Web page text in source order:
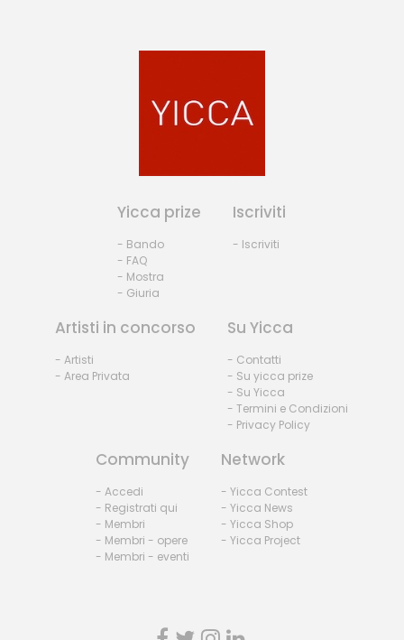
Yicca prize
- Bando
- FAQ
- Mostra
- Giuria
Iscriviti
- Iscriviti
Artisti in concorso
- Artisti
- Area Privata
Su Yicca
- Contatti
- Su yicca prize
- Su Yicca
- Termini e Condizioni
- Privacy Policy
Community
- Accedi
- Registrati qui
- Membri
- Membri - opere
- Membri - eventi
Network
- Yicca Contest
- Yicca News
- Yicca Shop
- Yicca Project